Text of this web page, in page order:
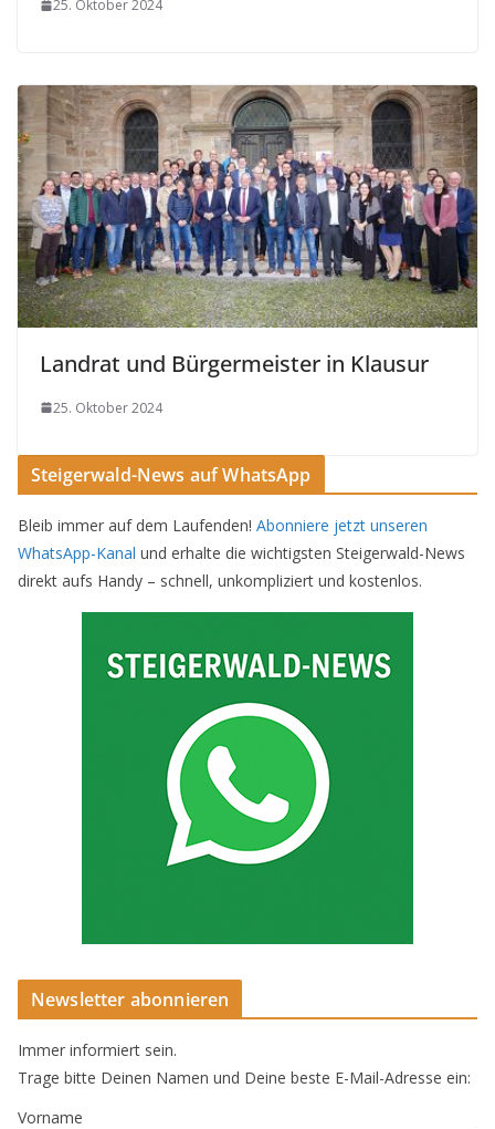
25. Oktober 2024
Landrat und Bürgermeister in Klausur
25. Oktober 2024
Steigerwald-News auf WhatsApp
Bleib immer auf dem Laufenden! Abonniere jetzt unseren
WhatsApp-Kanal und erhalte die wichtigsten Steigerwald-News
direkt aufs Handy – schnell, unkompliziert und kostenlos.
Newsletter abonnieren
Immer informiert sein.
Trage bitte Deinen Namen und Deine beste E-Mail-Adresse ein:
Vorname